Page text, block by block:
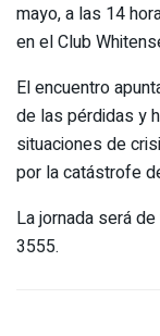
mayo, a las 14
en el Club
El encuentro
de las pérdidas y
situaciones de
por la catástrofe
La jornada será
3555.